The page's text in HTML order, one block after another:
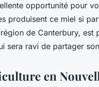
opportunité pour
produisent ce miel si
de Canterbury, est
sera ravi de partager
en